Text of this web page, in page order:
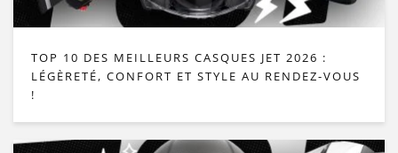
TOP 10 DES MEILLEURS CASQUES JET 2026 :
LÉGÈRETÉ, CONFORT ET STYLE AU RENDEZ-VOUS
!